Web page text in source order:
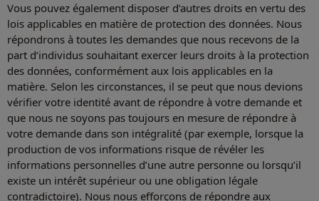
Vous pouvez également disposer d’autres droits en vertu des
lois applicables en matière de protection des données. Nous
répondrons à toutes les demandes que nous recevons de la
part d’individus souhaitant exercer leurs droits à la protection
des données, conformément aux lois applicables en la
matière. Selon les circonstances, il se peut que nous devions
vérifier votre identité avant de répondre à votre demande et
que nous ne soyons pas toujours en mesure de répondre à
votre demande dans son intégralité (par exemple, lorsque la
production de vos informations risque de révéler les
informations personnelles d’une autre personne ou lorsqu’il
existe un intérêt supérieur ou une obligation légale
contradictoire). Nous nous efforçons de répondre aux